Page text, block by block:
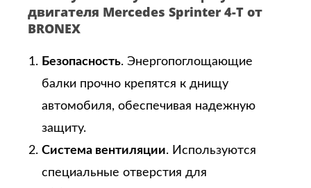
двигателя Mercedes Sprinter 4-T от
BRONEX
Безопасность. Энергопоглощающие
балки прочно крепятся к днищу
автомобиля, обеспечивая надежную
защиту.
Система вентиляции. Используются
специальные отверстия для